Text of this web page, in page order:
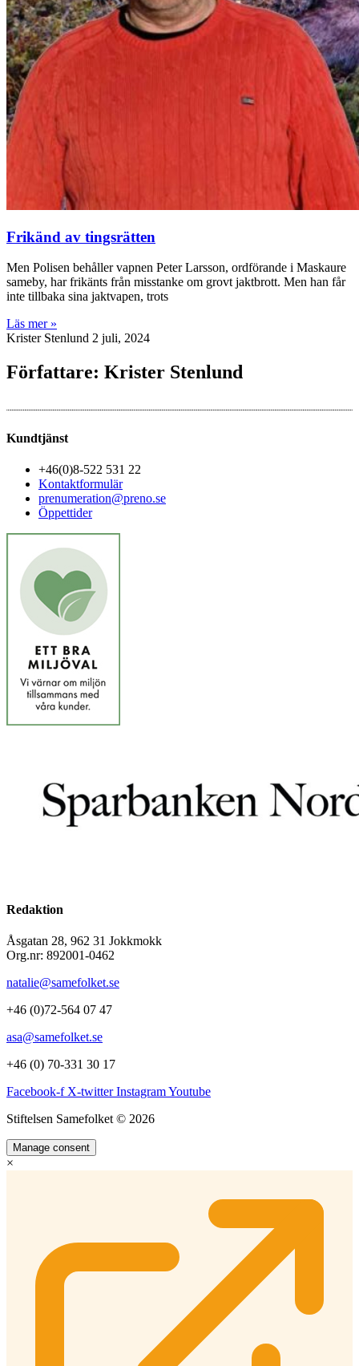
Frikänd av tingsrätten
Men Polisen behåller vapnen Peter Larsson, ordförande i Maskaure
sameby, har frikänts från misstanke om grovt jaktbrott. Men han får
inte tillbaka sina jaktvapen, trots
Läs mer »
Krister Stenlund 2 juli, 2024
Författare: Krister Stenlund
Kundtjänst
+46(0)8-522 531 22
Kontaktformulär
prenumeration@preno.se
Öppettider
Redaktion
Åsgatan 28, 962 31 Jokkmokk
Org.nr: 892001-0462
natalie@samefolket.se
+46 (0)72-564 07 47
asa@samefolket.se
+46 (0) 70-331 30 17
Facebook-f X-twitter InstagramYoutube
Stiftelsen Samefolket © 2026
Manage consent
×